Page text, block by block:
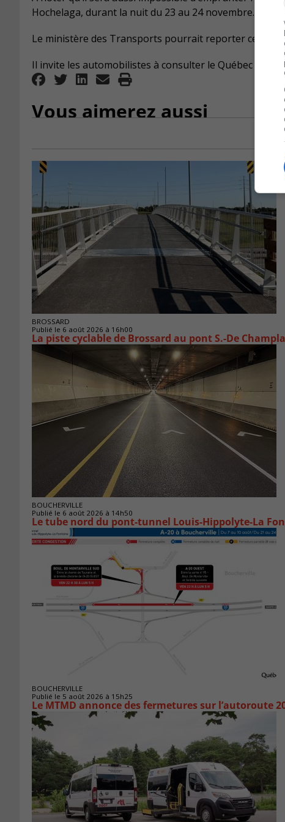
Hochelaga, durant la nuit du 23 au 24 novembre.
Le ministère des Transports pourrait reporter ces
Il invite les automobilistes à consulter le Québec 511
Vous aimerez aussi
BROSSARD
Publié le 6 août 2026 à 16h00
La piste cyclable de Brossard au pont S.-De
BOUCHERVILLE
Publié le 6 août 2026 à 14h50
Le tube nord du pont-tunnel Louis-Hippolyte-La
BOUCHERVILLE
Publié le 5 août 2026 à 15h25
Le MTMD annonce des fermetures sur l’autoroute